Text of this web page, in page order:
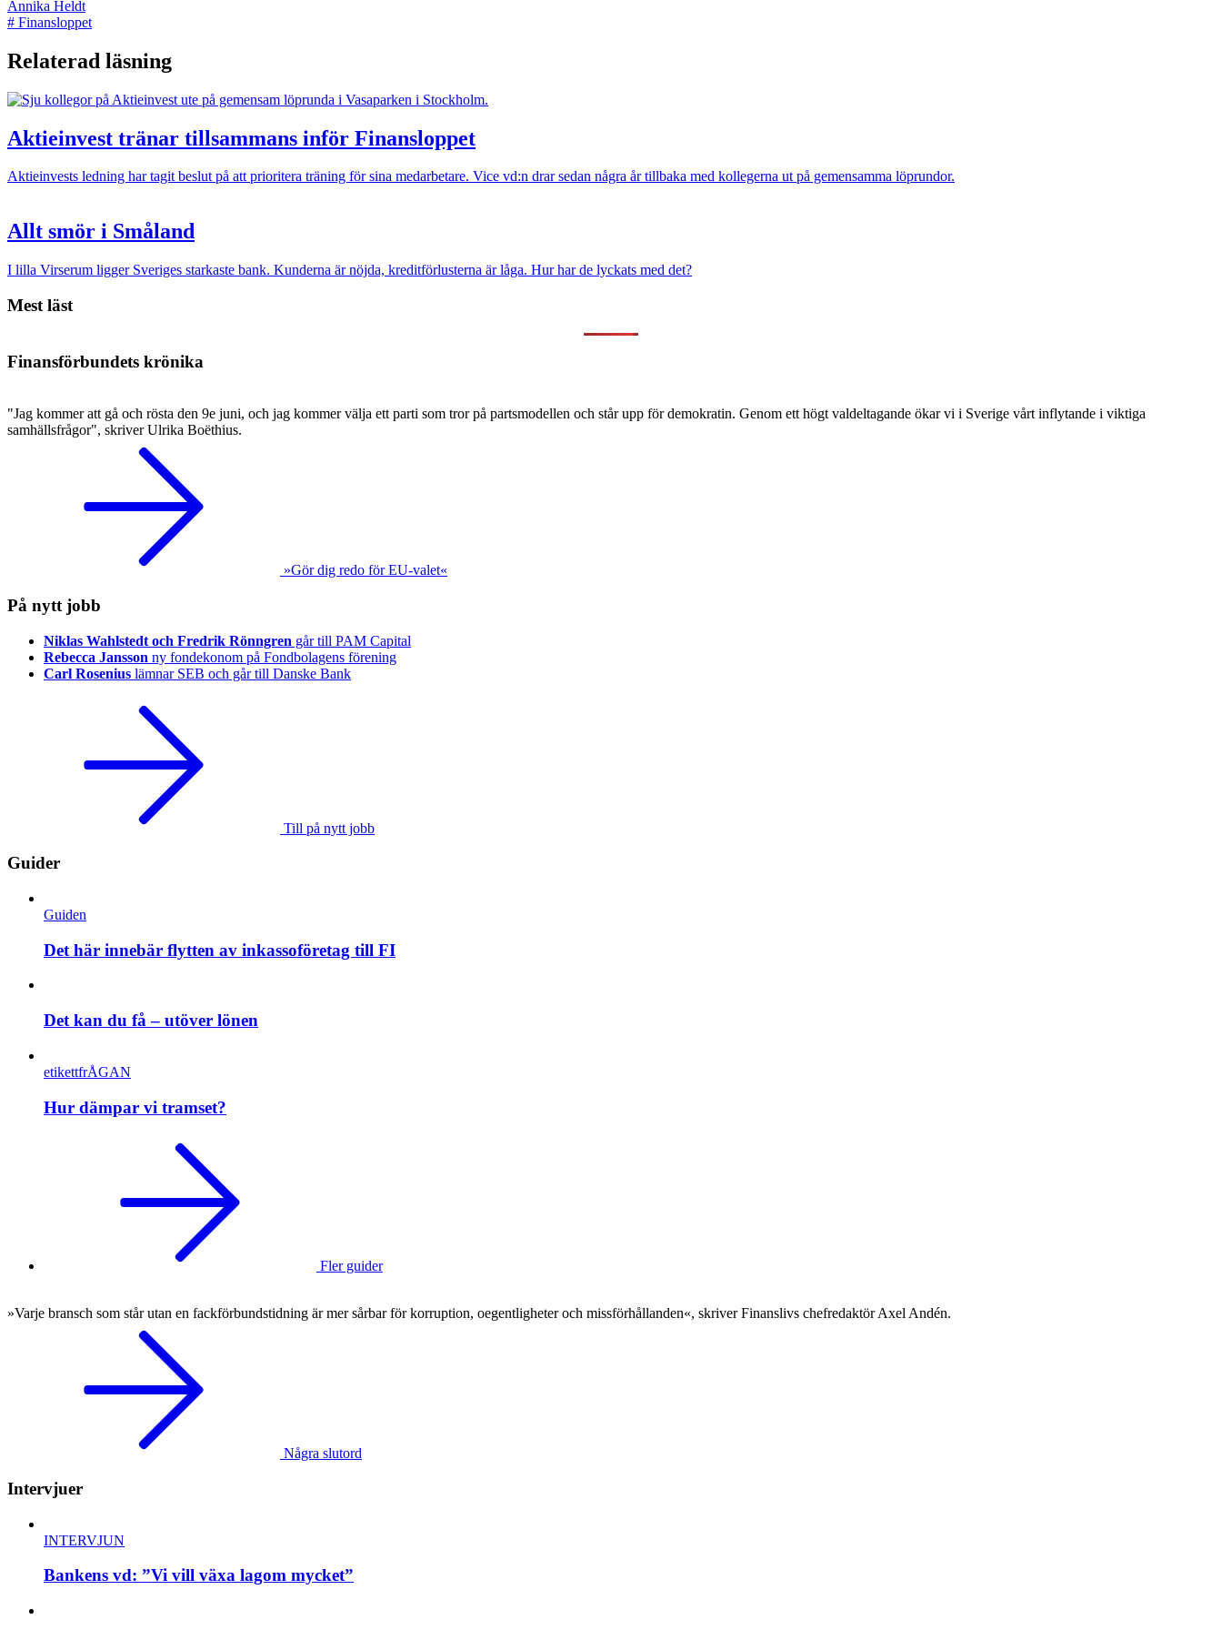
Annika Heldt
# Finansloppet
Relaterad läsning
Aktieinvest tränar tillsammans inför Finansloppet
Aktieinvests ledning har tagit beslut på att prioritera träning för sina medarbetare. Vice vd:n drar sedan några år tillbaka med kollegerna ut på gemensamma löprundor.
Allt smör i Småland
I lilla Virserum ligger Sveriges starkaste bank. Kunderna är nöjda, kreditförlusterna är låga. Hur har de lyckats med det?
Mest läst
Finansförbundets krönika
"Jag kommer att gå och rösta den 9e juni, och jag kommer välja ett parti som tror på partsmodellen och står upp för demokratin. Genom ett högt valdeltagande ökar vi i Sverige vårt inflytande i viktiga
samhällsfrågor", skriver Ulrika Boëthius.
»Gör dig redo för EU-valet«
På nytt jobb
Niklas Wahlstedt och Fredrik Rönngren går till PAM Capital
Rebecca Jansson ny fondekonom på Fondbolagens förening
Carl Rosenius lämnar SEB och går till Danske Bank
Till på nytt jobb
Guider
Guiden
Det här innebär flytten av inkassoföretag till FI
Det kan du få – utöver lönen
etikettfrÅGAN
Hur dämpar vi tramset?
Fler guider
»Varje bransch som står utan en fackförbundstidning är mer sårbar för korruption, oegentligheter och missförhållanden«, skriver Finanslivs chefredaktör Axel Andén.
Några slutord
Intervjuer
INTERVJUN
Bankens vd: ”Vi vill växa lagom mycket”